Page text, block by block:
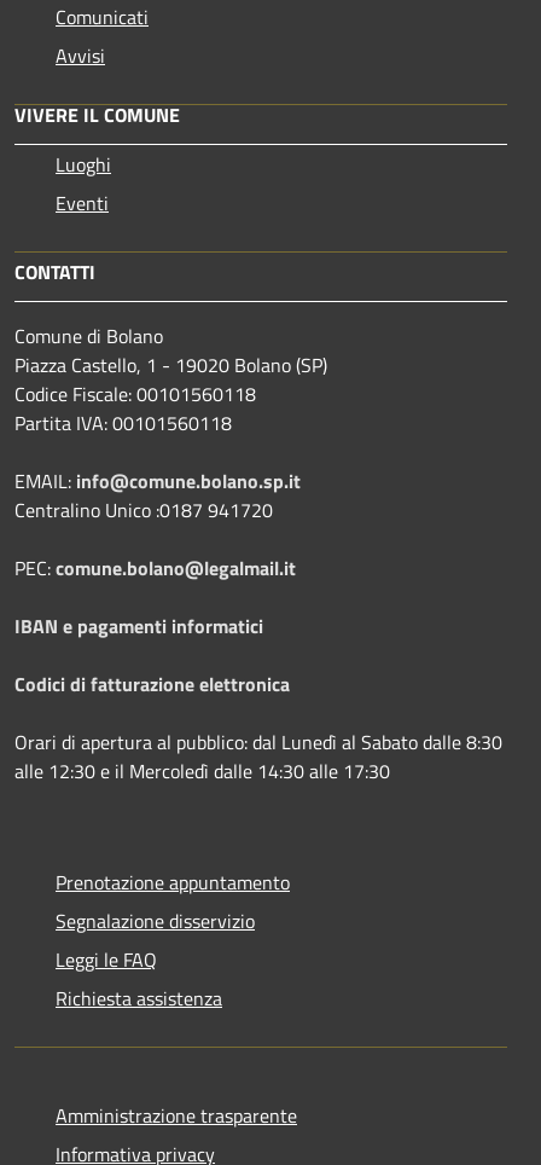
Comunicati
Avvisi
VIVERE IL COMUNE
Luoghi
Eventi
CONTATTI
Comune di Bolano
Piazza Castello, 1 - 19020 Bolano (SP)
Codice Fiscale: 00101560118
Partita IVA: 00101560118
EMAIL: info@comune.bolano.sp.it
Centralino Unico :0187 941720
PEC:comune.bolano@legalmail.it
IBAN e pagamenti informatici
Codici di fatturazione elettronica
Orari di apertura al pubblico: dal Lunedì al Sabato dalle 8:30
alle 12:30 e il Mercoledì dalle 14:30 alle 17:30
Prenotazione appuntamento
Segnalazione disservizio
Leggi le FAQ
Richiesta assistenza
Amministrazione trasparente
Informativa privacy